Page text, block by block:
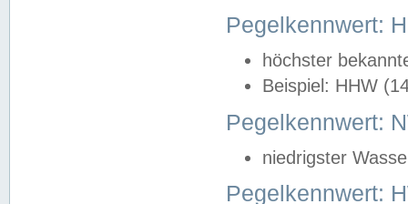
Pegelkennwert:
höchster
Beispiel: HHW
Pegelkennwert:
niedrigster
Pegelkennwert: